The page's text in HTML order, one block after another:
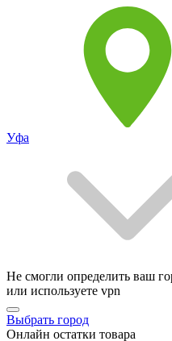
Уфа
Не смогли определить ваш
или используете vpn
Выбрать город
Онлайн остатки товара